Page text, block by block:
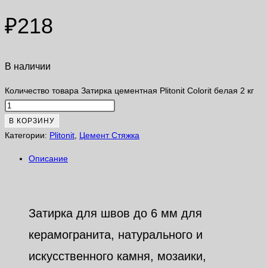
₽218
В наличии
Количество товара Затирка цементная Plitonit Colorit белая 2 кг
В КОРЗИНУ
Категории: Plitonit Цемент Стяжка
Описание
Затирка для швов до 6 мм для
керамогранита, натурального и
искусственного камня, мозаики,